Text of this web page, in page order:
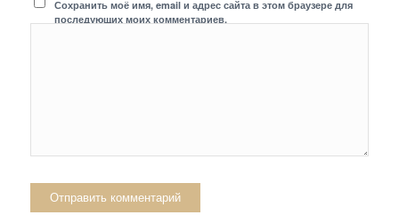
Сохранить моё имя, email и адрес сайта в этом браузере для
последующих моих комментариев.